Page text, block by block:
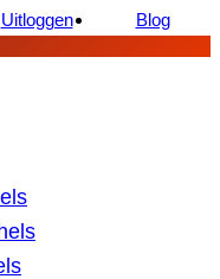
Uitloggen Blog